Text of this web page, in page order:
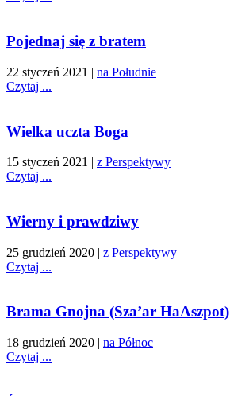
Pojednaj się z bratem
22 styczeń 2021 | na Południe
Czytaj ...
Wielka uczta Boga
15 styczeń 2021 | z Perspektywy
Czytaj ...
Wierny i prawdziwy
25 grudzień 2020 | z Perspektywy
Czytaj ...
Brama Gnojna (Sza’ar HaAszpot)
18 grudzień 2020 | na Północ
Czytaj ...